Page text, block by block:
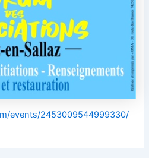
events/2453009544999330/